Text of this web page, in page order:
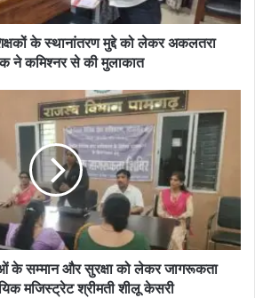
के स्थानांतरण मुद्दे को लेकर अकलतरा
ने कमिश्नर से की मुलाकात
के सम्मान और सुरक्षा को लेकर जागरूकता
मजिस्ट्रेट श्रीमती शीलू केसरी